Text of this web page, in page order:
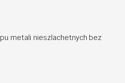
metali nieszlachetnych bez